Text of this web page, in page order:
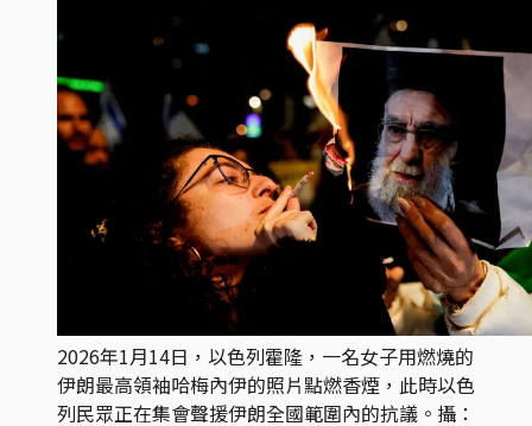
2026年1月14日，以色列霍隆，一名女子用燃燒的
伊朗最高領袖哈梅內伊的照片點燃香煙，此時以色
列民眾正在集會聲援伊朗全國範圍內的抗議。攝：